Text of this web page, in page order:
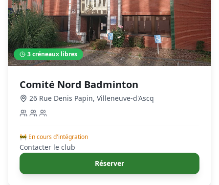
3créneaux libres
Comité Nord Badminton
26 Rue Denis Papin, Villeneuve-d'Ascq
🚧 En cours d'intégration
Contacter le club
Réserver